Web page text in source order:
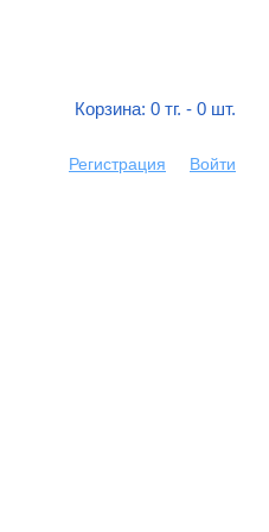
Корзина: 0 тг. - 0 шт.
Регистрация Войти